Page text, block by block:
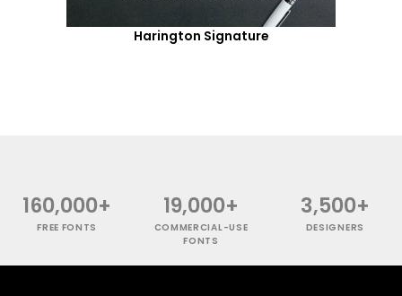
Harington Signature
160,000+
FREE FONTS
19,000+
COMMERCIAL-USE
FONTS
3,500+
DESIGNERS